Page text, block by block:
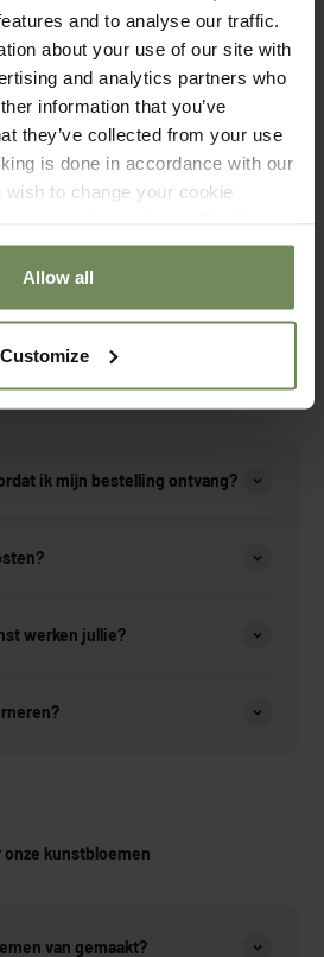
and to analyse our traffic.
about your use of our site with
and analytics partners who
information that you’ve
they’ve collected from your use
is done in accordance with our
wish to change your cookie
Allow all
Customize
10-18u
Zondag 12-18u
1, Amersfoort
onze shop voor meer inspiratie.
Kom je langs?
FAQ
& Retourneren
ik mijn bestelling ontvang?
werken jullie?
onze kunstbloemen
van gemaakt?